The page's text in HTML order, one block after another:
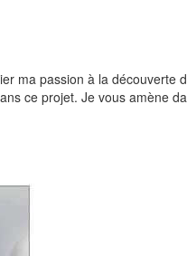
ma passion à la
ce projet. Je vous amène